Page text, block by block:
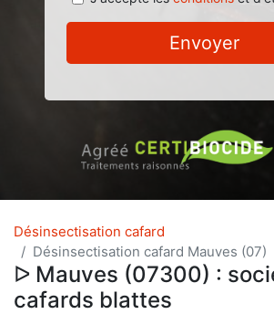
Envoyer
Désinsectisation cafard
Désinsectisation cafard Mauves (07)
ᐅ Mauves (07300) :
cafards blattes